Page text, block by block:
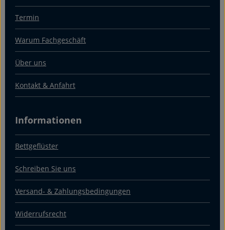
Termin
Warum Fachgeschäft
Über uns
Kontakt & Anfahrt
Informationen
Bettgeflüster
Schreiben Sie uns
Versand- & Zahlungsbedingungen
Widerrufsrecht